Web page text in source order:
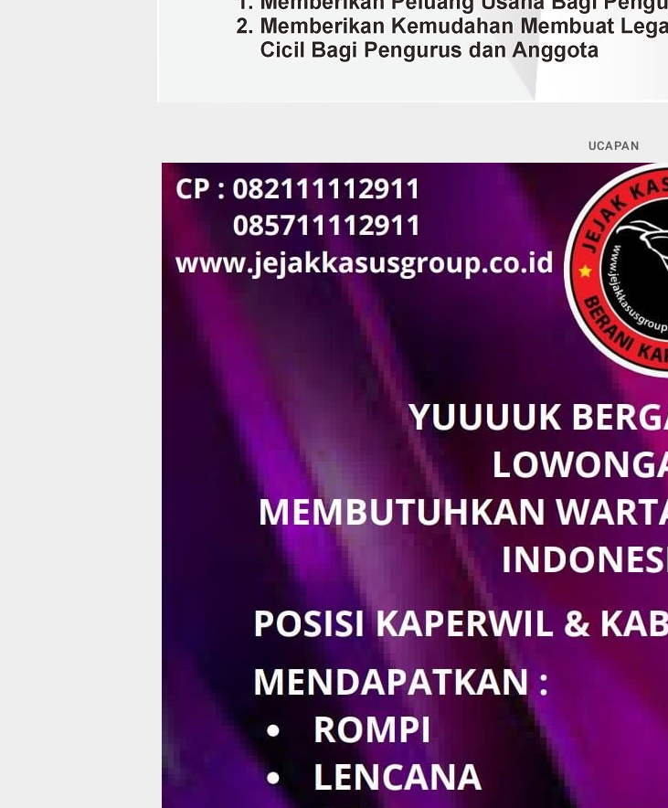
UCAPAN